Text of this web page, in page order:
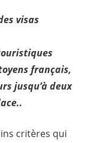
visas
français,
jusqu’à deux
critères qui